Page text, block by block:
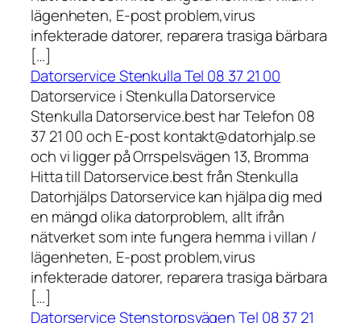
lägenheten, E-post problem,virus
infekterade datorer, reparera trasiga bärbara
[…]
Datorservice Stenkulla Tel 08 37 21 00
Datorservice i Stenkulla Datorservice
Stenkulla Datorservice.best har Telefon 08
37 21 00 och E-post kontakt@datorhjalp.se
och vi ligger på Orrspelsvägen 13, Bromma
Hitta till Datorservice.best från Stenkulla
Datorhjälps Datorservice kan hjälpa dig med
en mängd olika datorproblem, allt ifrån
nätverket som inte fungera hemma i villan /
lägenheten, E-post problem,virus
infekterade datorer, reparera trasiga bärbara
[…]
Datorservice Stenstorpsvägen Tel 08 37 21